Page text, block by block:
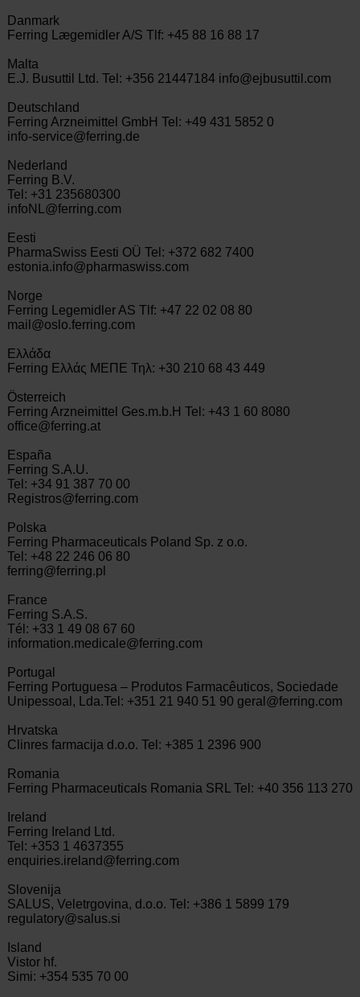
Danmark
Ferring Lægemidler A/S Tlf: +45 88 16 88 17
Malta
E.J. Busuttil Ltd. Tel: +356 21447184 info@ejbusuttil.com
Deutschland
Ferring Arzneimittel GmbH Tel: +49 431 5852 0
info-service@ferring.de
Nederland
Ferring B.V.
Tel: +31 235680300
infoNL@ferring.com
Eesti
PharmaSwiss Eesti OÜ Tel: +372 682 7400
estonia.info@pharmaswiss.com
Norge
Ferring Legemidler AS Tlf: +47 22 02 08 80
mail@oslo.ferring.com
Ελλάδα
Ferring Ελλάς ΜΕΠΕ Τηλ: +30 210 68 43 449
Österreich
Ferring Arzneimittel Ges.m.b.H Tel: +43 1 60 8080
office@ferring.at
España
Ferring S.A.U.
Tel: +34 91 387 70 00
Registros@ferring.com
Polska
Ferring Pharmaceuticals Poland Sp. z o.o.
Tel: +48 22 246 06 80
ferring@ferring.pl
France
Ferring S.A.S.
Tél: +33 1 49 08 67 60
information.medicale@ferring.com
Portugal
Ferring Portuguesa – Produtos Farmacêuticos, Sociedade
Unipessoal, Lda.Tel: +351 21 940 51 90 geral@ferring.com
Hrvatska
Clinres farmacija d.o.o. Tel: +385 1 2396 900
Romania
Ferring Pharmaceuticals Romania SRL Tel: +40 356 113 270
Ireland
Ferring Ireland Ltd.
Tel: +353 1 4637355
enquiries.ireland@ferring.com
Slovenija
SALUS, Veletrgovina, d.o.o. Tel: +386 1 5899 179
regulatory@salus.si
Island
Vistor hf.
Simi: +354 535 70 00